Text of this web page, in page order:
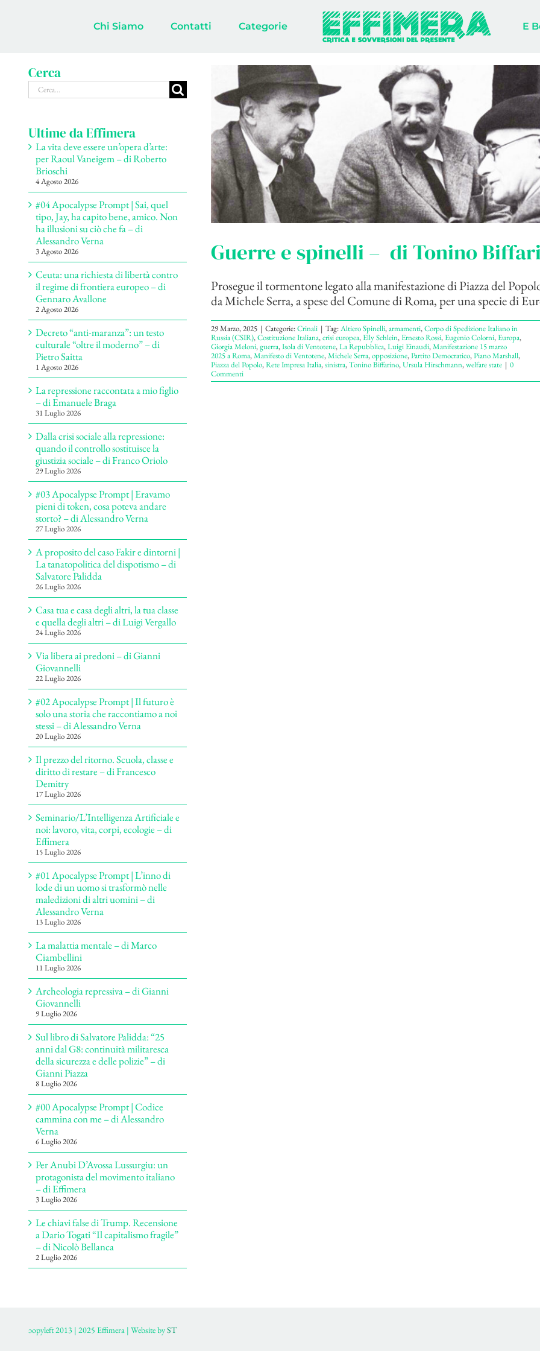
Chi Siamo Contatti Categorie E
Guerre e spinelli – di Tonino
Prosegue il tormentone legato alla manifestazione di Piazza del
da Michele Serra, a spese del Comune di Roma, per una specie di
29 Marzo, 2025 | Categorie:Crinali | Tag:Altiero Spinelli,armamenti,Corpo di Spedizione Italiano in
Russia (CSIR),Costituzione Italiana,crisi europea,Elly Schlein,Ernesto Rossi,Eugenio Colorni,Europa,
Giorgia Meloni,guerra,Isola di Ventotene,La Repubblica,Luigi Einaudi,Manifestazione 15 marzo
2025 a Roma,Manifesto di Ventotene,Michele Serra,opposizione,Partito Democratico,Piano Marshall,
Piazza del Popolo,Rete Impresa Italia,sinistra,Tonino Biffarino,Ursula Hirschmann,welfare state | 0
Commenti
Cerca
Cerca
per:
Ultime da Effimera
La vita deve essere un’opera d’arte:
per Raoul Vaneigem – di Roberto
Brioschi
4 Agosto 2026
#04 Apocalypse Prompt | Sai, quel
tipo, Jay, ha capito bene, amico. Non
ha illusioni su ciò che fa – di
Alessandro Verna
3 Agosto 2026
Ceuta: una richiesta di libertà contro
il regime di frontiera europeo – di
Gennaro Avallone
2 Agosto 2026
Decreto “anti-maranza”: un testo
culturale “oltre il moderno” – di
Pietro Saitta
1 Agosto 2026
La repressione raccontata a mio figlio
– di Emanuele Braga
31 Luglio 2026
Dalla crisi sociale alla repressione:
quando il controllo sostituisce la
giustizia sociale – di Franco Oriolo
29 Luglio 2026
#03 Apocalypse Prompt | Eravamo
pieni di token, cosa poteva andare
storto? – di Alessandro Verna
27 Luglio 2026
A proposito del caso Fakir e dintorni |
La tanatopolitica del dispotismo – di
Salvatore Palidda
26 Luglio 2026
Casa tua e casa degli altri, la tua classe
e quella degli altri – di Luigi Vergallo
24 Luglio 2026
Via libera ai predoni – di Gianni
Giovannelli
22 Luglio 2026
#02 Apocalypse Prompt | Il futuro è
solo una storia che raccontiamo a noi
stessi – di Alessandro Verna
20 Luglio 2026
Il prezzo del ritorno. Scuola, classe e
diritto di restare – di Francesco
Demitry
17 Luglio 2026
Seminario/L’Intelligenza Artificiale e
noi: lavoro, vita, corpi, ecologie – di
Effimera
15 Luglio 2026
#01 Apocalypse Prompt | L’inno di
lode di un uomo si trasformò nelle
maledizioni di altri uomini – di
Alessandro Verna
13 Luglio 2026
La malattia mentale – di Marco
Ciambellini
11 Luglio 2026
Archeologia repressiva – di Gianni
Giovannelli
9 Luglio 2026
Sul libro di Salvatore Palidda: “25
anni dal G8: continuità militaresca
della sicurezza e delle polizie” – di
Gianni Piazza
8 Luglio 2026
#00 Apocalypse Prompt | Codice
cammina con me – di Alessandro
Verna
6 Luglio 2026
Per Anubi D’Avossa Lussurgiu: un
protagonista del movimento italiano
– di Effimera
3 Luglio 2026
Le chiavi false di Trump. Recensione
a Dario Togati “Il capitalismo fragile”
– di Nicolò Bellanca
2 Luglio 2026
ɔopyleft 2013 | 2025 Effimera | Website byST